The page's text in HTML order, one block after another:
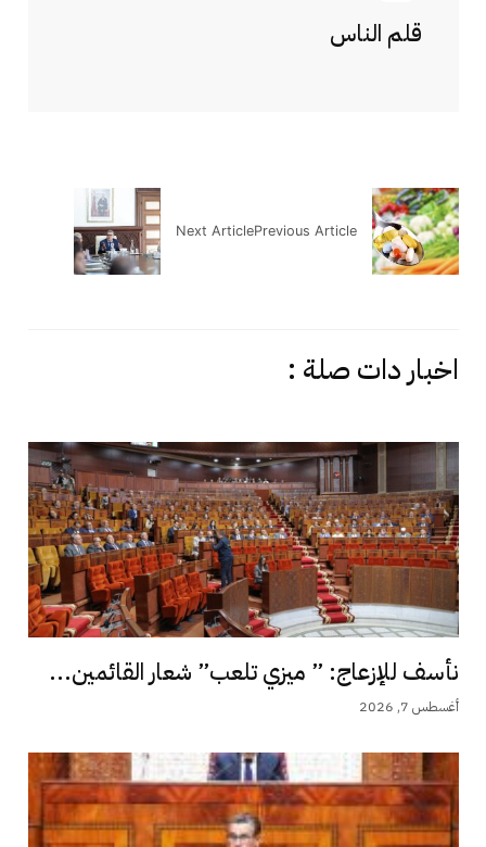
قلم الناس
Previous Article
Next Article
اخبار دات صلة :
نأسف للإزعاج: ” ميزي تلعب” شعار القائمين...
أغسطس 7, 2026